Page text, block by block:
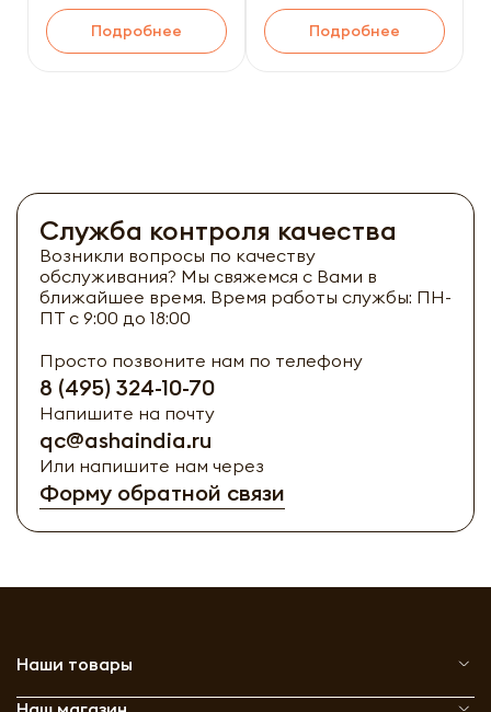
Подробнее Подробнее
Служба контроля качества
Возникли вопросы по качеству
обслуживания? Мы свяжемся с Вами в
ближайшее время. Время работы службы: ПН-
ПТ с 9:00 до 18:00
Просто позвоните нам по телефону
8 (495) 324-10-70
Напишите на почту
qc@ashaindia.ru
Или напишите нам через
Форму обратной связи
Наши товары